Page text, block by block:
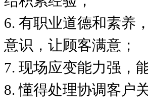
6. 有职业道德和素养
意识，让顾客满意；
7. 现场应变能力强，
8.懂得处理协调客户